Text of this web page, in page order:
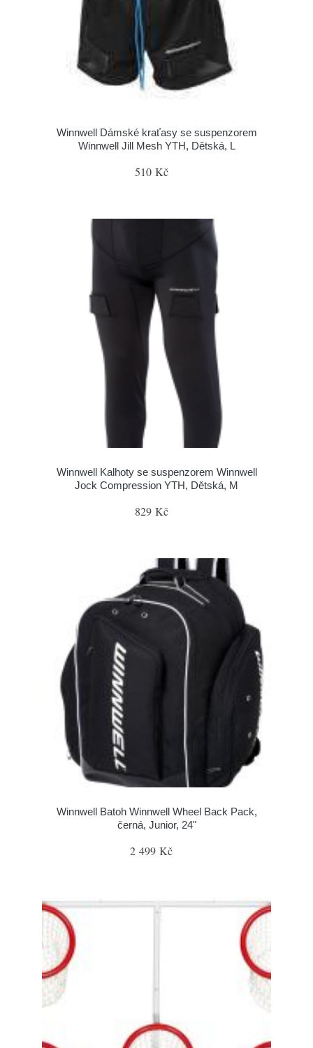
Winnwell Dámské kraťasy se suspenzorem
Winnwell Jill Mesh YTH, Dětská, L
510 Kč
Winnwell Kalhoty se suspenzorem Winnwell
Jock Compression YTH, Dětská, M
829 Kč
Winnwell Batoh Winnwell Wheel Back Pack,
černá, Junior, 24"
2 499 Kč